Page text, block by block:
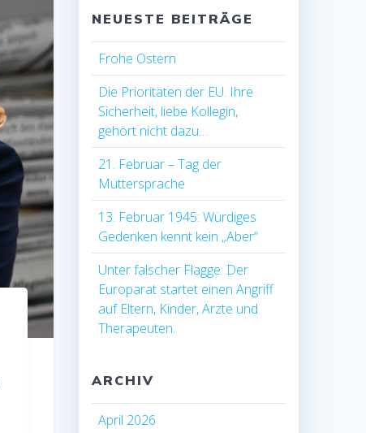
NEUESTE BEITRÄGE
Frohe Ostern
Die Prioritäten der EU. Ihre
Sicherheit, liebe Kollegin,
gehört nicht dazu…
21. Februar – Tag der
Muttersprache
13. Februar 1945: Würdiges
Gedenken kennt kein „Aber“
Unter falscher Flagge: Der
Europarat startet einen Angriff
auf Eltern, Kinder, Ärzte und
Therapeuten.
ARCHIV
April 2026